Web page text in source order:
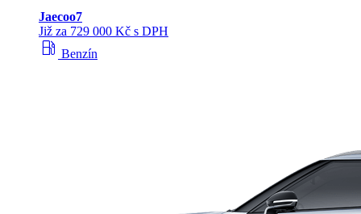
Jaecoo7
Již za 729 000 Kč s DPH
local_gas_station Benzín